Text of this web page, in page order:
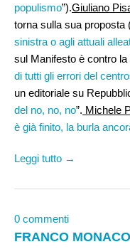
populismo”).Giuliano
torna sulla sua proposta
sinistra o agli attuali
sul Manifesto è contro
di tutti gli errori del
un editoriale su
del no, no, no”. Michele
è già finito, la burla
Leggi tutto →
0 commenti
FRANCO